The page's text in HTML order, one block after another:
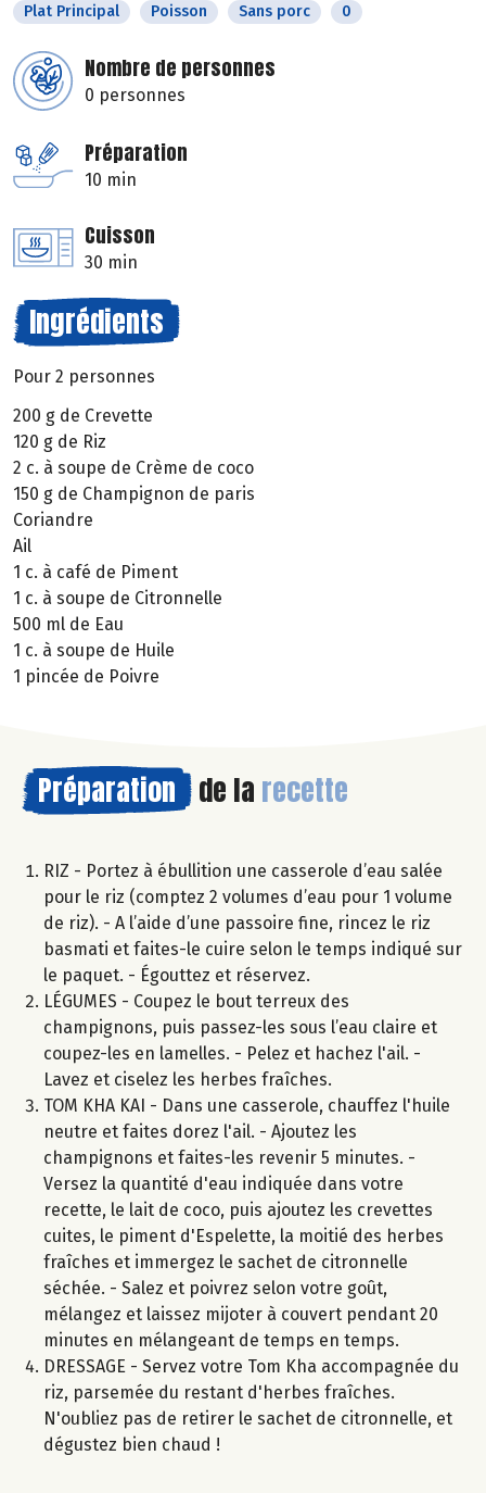
Plat Principal Poisson Sans porc 0
Nombre de personnes
0 personnes
Préparation
10 min
Cuisson
30 min
Ingrédients
Pour 2 personnes
200 g de Crevette
120 g de Riz
2 c. à soupe de Crème de coco
150 g de Champignon de paris
Coriandre
Ail
1 c. à café de Piment
1 c. à soupe de Citronnelle
500 ml de Eau
1 c. à soupe de Huile
1 pincée de Poivre
Préparation de la recette
RIZ - Portez à ébullition une casserole d’eau salée
pour le riz (comptez 2 volumes d’eau pour 1 volume
de riz). - A l’aide d’une passoire fine, rincez le riz
basmati et faites-le cuire selon le temps indiqué sur
le paquet. - Égouttez et réservez.
LÉGUMES - Coupez le bout terreux des
champignons, puis passez-les sous l’eau claire et
coupez-les en lamelles. - Pelez et hachez l'ail. -
Lavez et ciselez les herbes fraîches.
TOM KHA KAI - Dans une casserole, chauffez l'huile
neutre et faites dorez l'ail. - Ajoutez les
champignons et faites-les revenir 5 minutes. -
Versez la quantité d'eau indiquée dans votre
recette, le lait de coco, puis ajoutez les crevettes
cuites, le piment d'Espelette, la moitié des herbes
fraîches et immergez le sachet de citronnelle
séchée. - Salez et poivrez selon votre goût,
mélangez et laissez mijoter à couvert pendant 20
minutes en mélangeant de temps en temps.
DRESSAGE - Servez votre Tom Kha accompagnée du
riz, parsemée du restant d'herbes fraîches.
N'oubliez pas de retirer le sachet de citronnelle, et
dégustez bien chaud !